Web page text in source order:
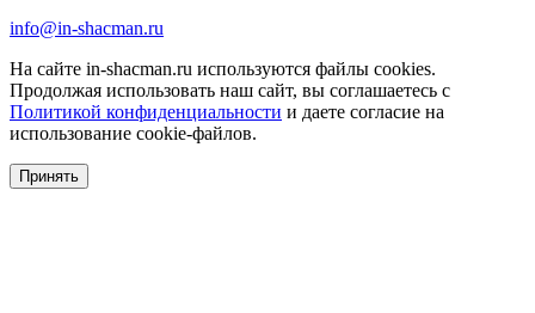
info@in-shacman.ru
На сайте in-shacman.ru используются файлы cookies.
Продолжая использовать наш сайт, вы соглашаетесь с
Политикой конфиденциальности и даете согласие на
использование cookie-файлов.
Принять